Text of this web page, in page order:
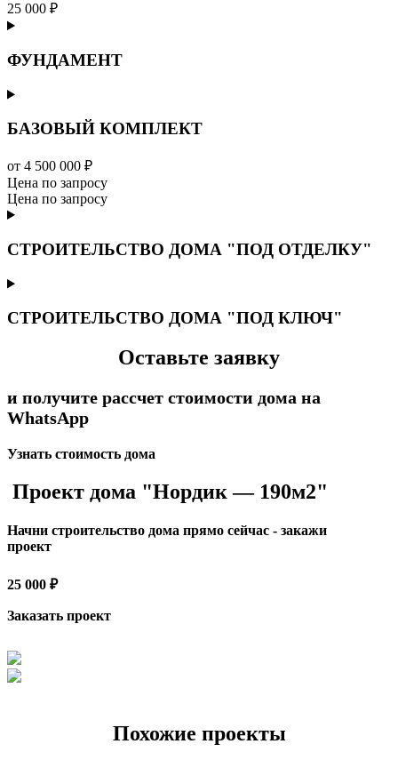
25 000 ₽
ФУНДАМЕНТ
БАЗОВЫЙ КОМПЛЕКТ
от 4 500 000 ₽
Цена по запросу
Цена по запросу
СТРОИТЕЛЬСТВО ДОМА "ПОД ОТДЕЛКУ"
СТРОИТЕЛЬСТВО ДОМА "ПОД КЛЮЧ"
Оставьте заявку
и получите рассчет стоимости дома на
WhatsApp
Узнать стоимость дома
Проект дома "Нордик — 190м2"
Начни строительство дома прямо сейчас - закажи
проект
25 000 ₽
Заказать проект
Похожие проекты